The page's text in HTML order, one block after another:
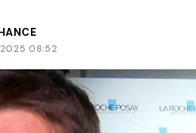
2025 08:52